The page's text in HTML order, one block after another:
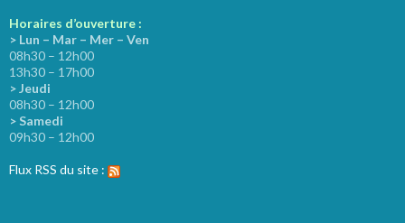
Horaires d’ouverture :
> Lun – Mar – Mer – Ven
08h30 – 12h00
13h30 – 17h00
> Jeudi
08h30 – 12h00
> Samedi
09h30 – 12h00
Flux RSS du site :